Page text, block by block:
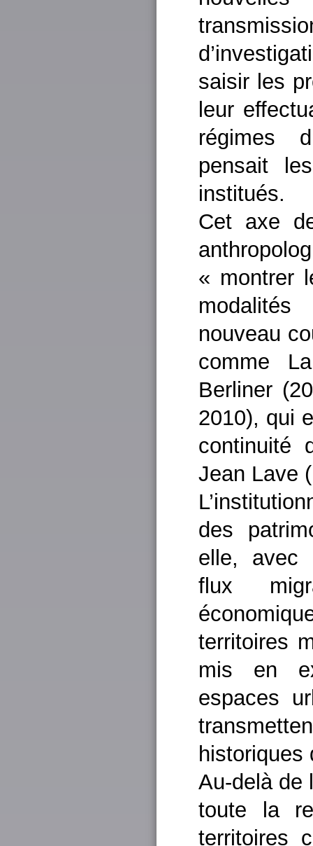
saisir les
leur
régimes
pensait
institués.
Cet axe
« montrer
modalités
nouveau
comme
Berliner
2010), qui
continuité
Jean Lave
des
elle, avec
flux
territoires
mis en
espaces
historiques
Au-delà de
toute la
territoires